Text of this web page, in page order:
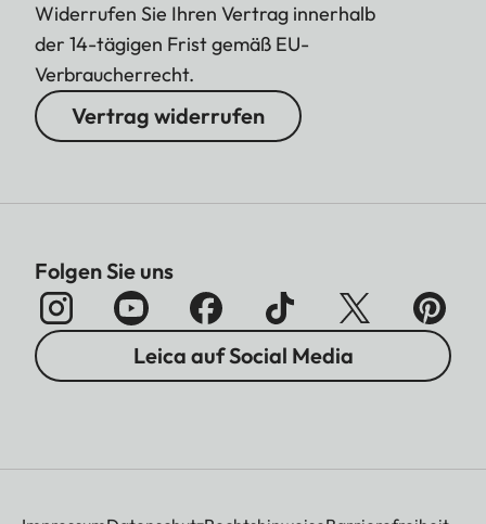
Widerrufen Sie Ihren Vertrag innerhalb
der 14-tägigen Frist gemäß EU-
Verbraucherrecht.
Vertrag widerrufen
Folgen Sie uns
Leica auf Social Media